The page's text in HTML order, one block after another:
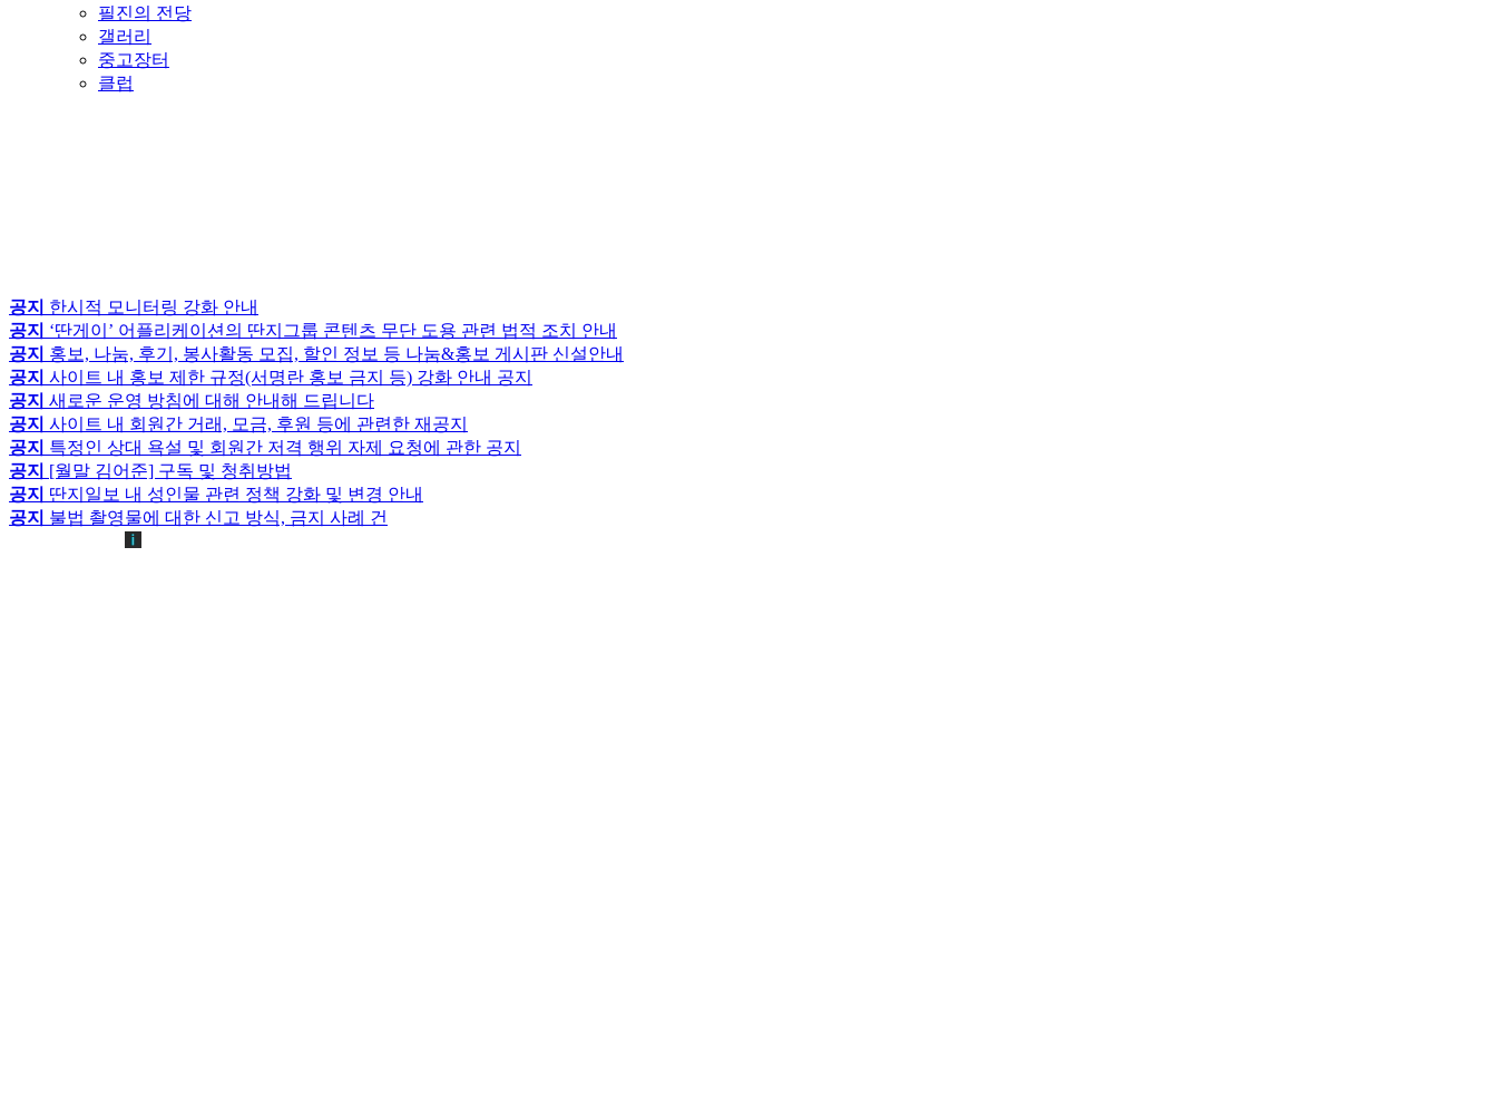
필진의 전당
갤러리
중고장터
클럽
공지 한시적 모니터링 강화 안내
공지 ‘딴게이’ 어플리케이션의 딴지그룹 콘텐츠 무단 도용 관련 법적 조치 안내
공지 홍보, 나눔, 후기, 봉사활동 모집, 할인 정보 등 나눔&홍보 게시판 신설안내
공지 사이트 내 홍보 제한 규정(서명란 홍보 금지 등) 강화 안내 공지
공지 새로운 운영 방침에 대해 안내해 드립니다
공지 사이트 내 회원간 거래, 모금, 후원 등에 관련한 재공지
공지 특정인 상대 욕설 및 회원간 저격 행위 자제 요청에 관한 공지
공지 [월말 김어준] 구독 및 청취방법
공지 딴지일보 내 성인물 관련 정책 강화 및 변경 안내
공지 불법 촬영물에 대한 신고 방식, 금지 사례 건